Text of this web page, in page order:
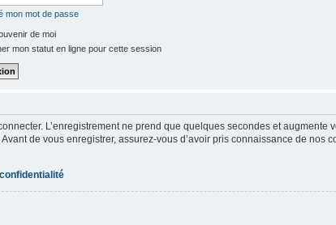
mon mot de passe
de moi
mon statut en ligne pour cette session
L’enregistrement ne prend que quelques secondes et
de vous enregistrer, assurez-vous d’avoir pris connaissance de